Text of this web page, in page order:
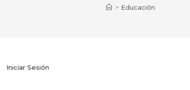
> Educación
Iniciar Sesión